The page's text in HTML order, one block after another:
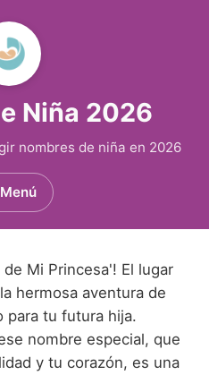
Niña 2026
nombres de niña en 2026
Menú
que empiezan por A
empiezan por B
empiezan por C
Históricos ▾
de Origen Biblico
Niña Celtas
Extranjeros ▾
Alemanes
de España ▾
de Mi Princesa'! El lugar
hermosa aventura de
tu futura hija.
nombre especial, que
y tu corazón, es una